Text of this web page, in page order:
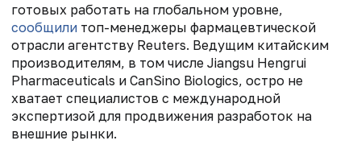
готовых работать на глобальном уровне,
сообщили топ-менеджеры фармацевтической
отрасли агентству Reuters. Ведущим китайским
производителям, в том числе Jiangsu Hengrui
Pharmaceuticals и CanSino Biologics, остро не
хватает специалистов с международной
экспертизой для продвижения разработок на
внешние рынки.